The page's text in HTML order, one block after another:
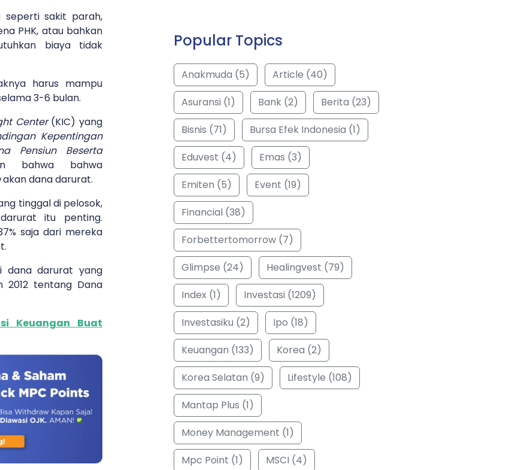
seperti sakit parah,
PHK, atau bahkan
biaya tidak
harus mampu
3-6 bulan.
Center(KIC) yang
Kepentingan
Pensiun Beserta
bahwa bahwa
akan dana darurat.
tinggal dipelosok,
itu penting.
saja dari mereka
dana darurat yang
2012 tentang Dana
Keuangan Buat
Popular Topics
Anakmuda (5)
Article (40)
Asuransi (1)
Bank (2)
Berita (23)
Bisnis (71)
Bursa Efek Indonesia (1)
Eduvest (4)
Emas (3)
Emiten (5)
Event (19)
Financial (38)
Forbettertomorrow (7)
Glimpse (24)
Healingvest (79)
Index (1)
Investasi (1209)
Investasiku (2)
Ipo (18)
Keuangan (133)
Korea (2)
Korea Selatan (9)
Lifestyle (108)
Mantap Plus (1)
Money Management (1)
Mpc Point (1)
MSCI (4)